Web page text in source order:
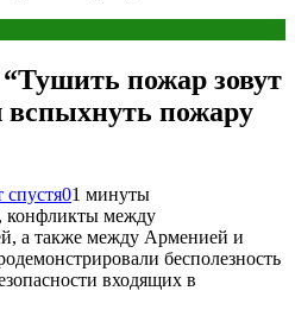
пожар зовут
вспыхнуть пожару
спустя01 минуты
конфликты между
а также между Арменией и
бесполезность
входящих в